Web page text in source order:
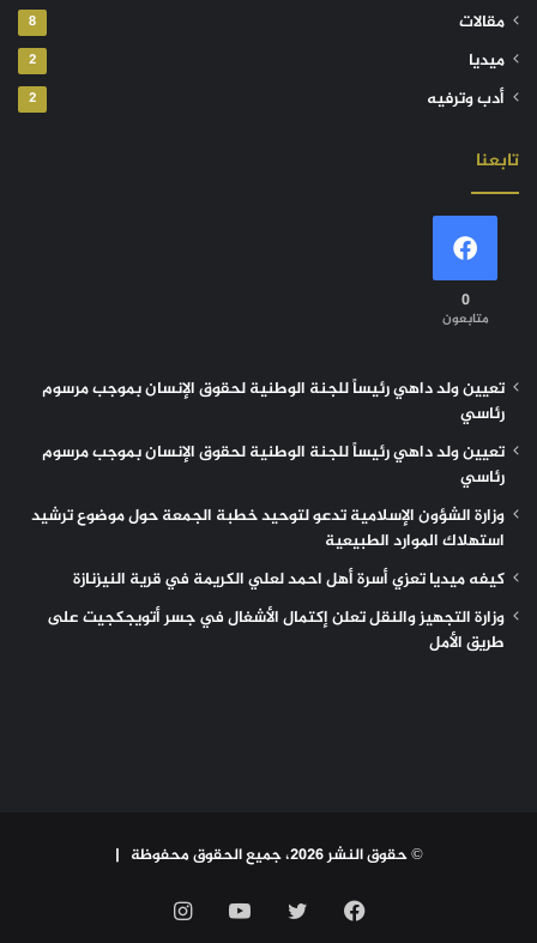
مقالات 8
ميديا 2
أدب وترفيه 2
تابعنا
0
متابعون
تعيين ولد داهي رئيساً للجنة الوطنية لحقوق الإنسان بموجب مرسوم
رئاسي
تعيين ولد داهي رئيساً للجنة الوطنية لحقوق الإنسان بموجب مرسوم
رئاسي
وزارة الشؤون الإسلامية تدعو لتوحيد خطبة الجمعة حول موضوع ترشيد
استهلاك الموارد الطبيعية
كيفه ميديا تعزي أسرة أهل احمد لعلي الكريمة في قرية النيزنازة
وزارة التجهيز والنقل تعلن إكتمال الأشغال في جسر أتويجكجيت على
طريق الأمل
© حقوق النشر 2026، جميع الحقوق محفوظة |
فيسبوك تويتر يوتيوب